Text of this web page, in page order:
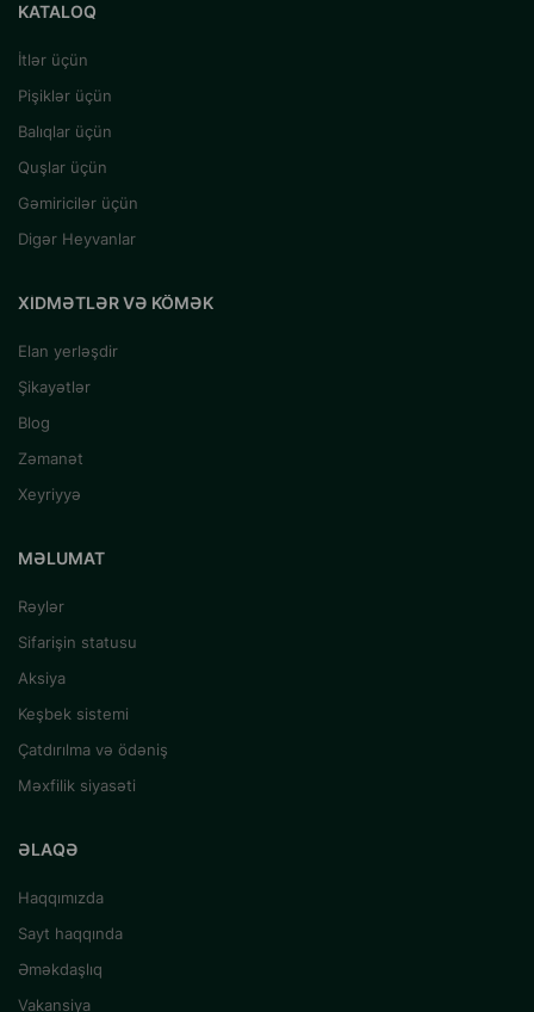
KATALOQ
İtlər üçün
Pişiklər üçün
Balıqlar üçün
Quşlar üçün
Gəmiricilər üçün
Digər Heyvanlar
XIDMƏTLƏR VƏ KÖMƏK
Elan yerləşdir
Şikayətlər
Blog
Zəmanət
Xeyriyyə
MƏLUMAT
Rəylər
Sifarişin statusu
Aksiya
Keşbek sistemi
Çatdırılma və ödəniş
Məxfilik siyasəti
ƏLAQƏ
Haqqımızda
Sayt haqqında
Əməkdaşlıq
Vakansiya